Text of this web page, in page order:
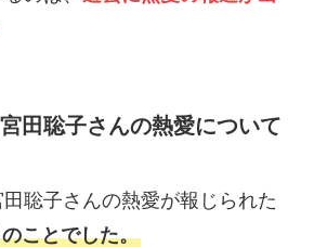
田聡子さんの熱愛について
聡子さんの熱愛が報じられた
ことでした。